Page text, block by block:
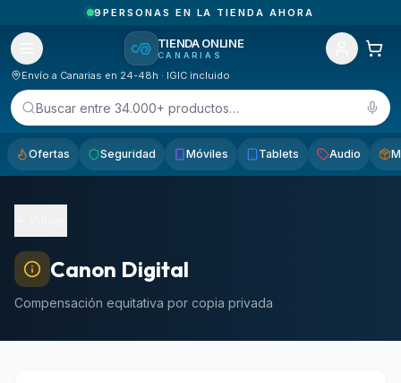
9 PERSONAS EN LA TIENDA AHORA
TIENDA ONLINE
CANARIAS
Envío a Canarias en 24-48h · IGIC incluido
Buscar entre 34.000+ productos…
Ofertas Seguridad Móviles Tablets Audio
Canon Digital
Compensación equitativa por copia privada